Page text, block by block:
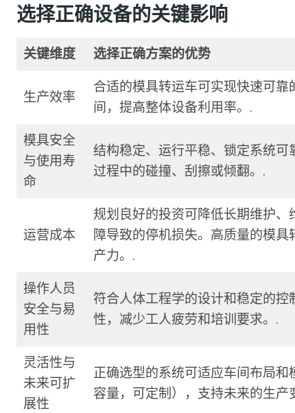
选择正确设备的关键影响
关键维度 选择正确方案的优势
生产效率
合适的模具转运车可实现快速可靠
间，提高整体设备利用率。.
模具安全
与使用寿
命
结构稳定、运行平稳、锁定系统可
过程中的碰撞、刮擦或倾翻。.
运营成本
规划良好的投资可降低长期维护、
障导致的停机损失。高质量的模具
产力。.
操作人员
安全与易
用性
符合人体工程学的设计和稳定的控
性，减少工人疲劳和培训要求。.
灵活性与
未来可扩
展性
正确选型的系统可适应车间布局
容量，可定制），支持未来的生产